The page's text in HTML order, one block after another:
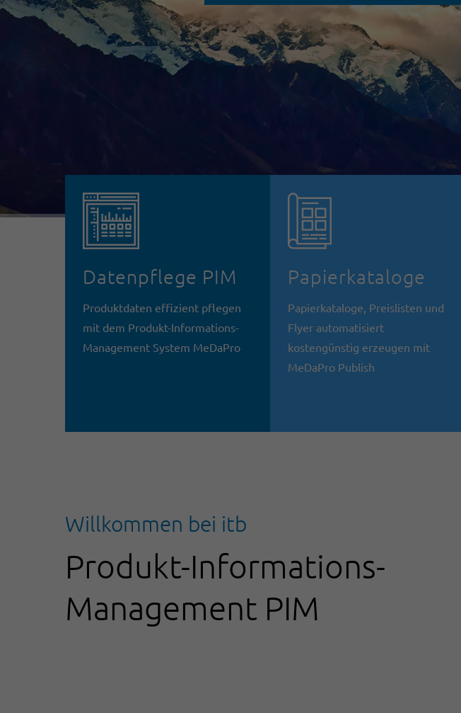
Datenpflege PIM
Produktdaten effizient pflegen
mit dem Produkt-Informations-
Management System MeDaPro
Papierkataloge
Papierkataloge, Preislisten und
Flyer automatisiert
kostengünstig erzeugen mit
MeDaPro Publish
Willkommen bei itb
Produkt-Informations-
Management PIM